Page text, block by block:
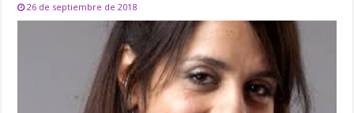
26 de septiembre de 2018